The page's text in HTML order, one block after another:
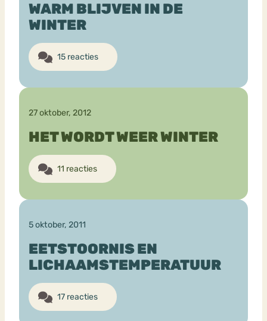
WARM BLIJVEN IN DE
WINTER
15 reacties
27 oktober, 2012
HET WORDT WEER WINTER
11 reacties
5 oktober, 2011
EETSTOORNIS EN
LICHAAMSTEMPERATUUR
17 reacties